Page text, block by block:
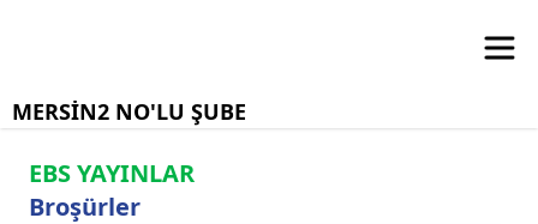
MERSİN2 NO'LU ŞUBE
EBS YAYINLAR
Broşürler